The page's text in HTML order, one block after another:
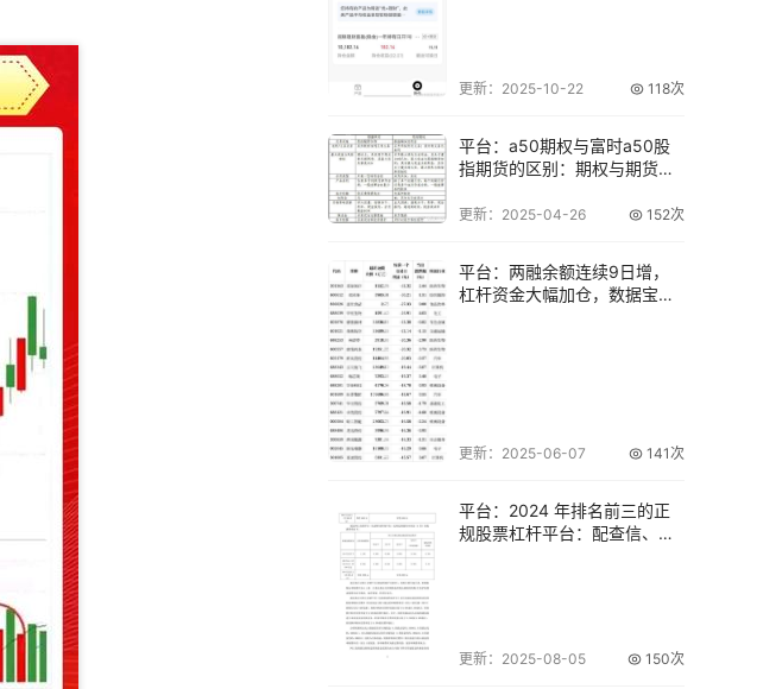
更新：2025-10-22 118次
平台：a50期权与富时a50股
指期货的区别：期权与期货的
更新：2025-04-26 152次
平台：两融余额连续9日增，
杠杆资金大幅加仓，数据宝揭
更新：2025-06-07 141次
平台：2024 年排名前三的正
规股票杠杆平台：配查信、嘉
更新：2025-08-05 150次